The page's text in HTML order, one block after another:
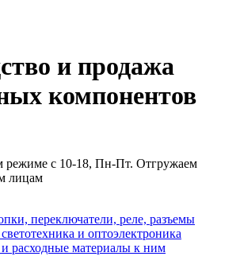
и продажа
компонентов
режиме с 10-18, Пн-Пт. Отгружаем
лицам
переключатели, реле, разъемы
и оптоэлектроника
расходные материалы к ним